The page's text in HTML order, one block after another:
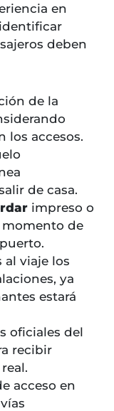
en
deben
de la
los accesos.
de casa.
impreso o
de
al viaje los
ya
estará
oficiales del
recibir
acceso en